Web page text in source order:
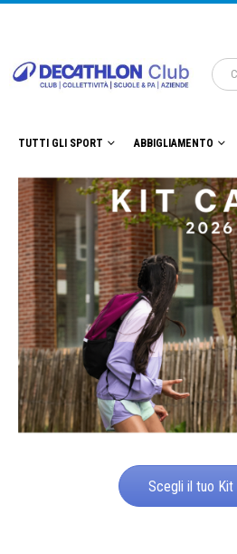
TUTTI GLI SPORT ABBIGLIAMENTO
Scegli il tuo Kit